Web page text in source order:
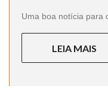
Uma boa notícia para
LEIA MAIS